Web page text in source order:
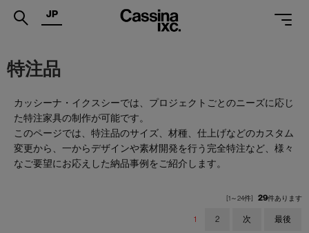
.
PRODUCTS
SERVICES
PROJECTS
MAGAZINE
JP
特注品
カッシーナ・イクスシーでは、プロジェクトごとのニーズに応じ
た特注家具の制作が可能です。
このページでは、特注品のサイズ、材種、仕上げなどのカスタム
変更から、一からデザインや素材開発を行う完全特注など、様々
なご要望にお応えした納品事例をご紹介します。
[1～24件] 29件あります
1 2 次 最後